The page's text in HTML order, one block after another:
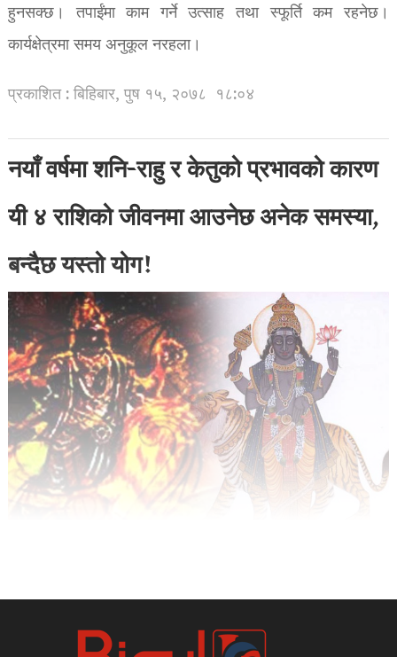
हुनसक्छ। तपाईंमा काम गर्ने उत्साह तथा स्फूर्ति कम रहनेछ।
कार्यक्षेत्रमा समय अनुकूल नरहला।
प्रकाशित : बिहिबार, पुष १५, २०७८ १८:०४
नयाँ वर्षमा शनि-राहु र केतुको प्रभावको कारण
यी ४ राशिको जीवनमा आउनेछ अनेक समस्या,
बन्दैछ यस्तो योग!